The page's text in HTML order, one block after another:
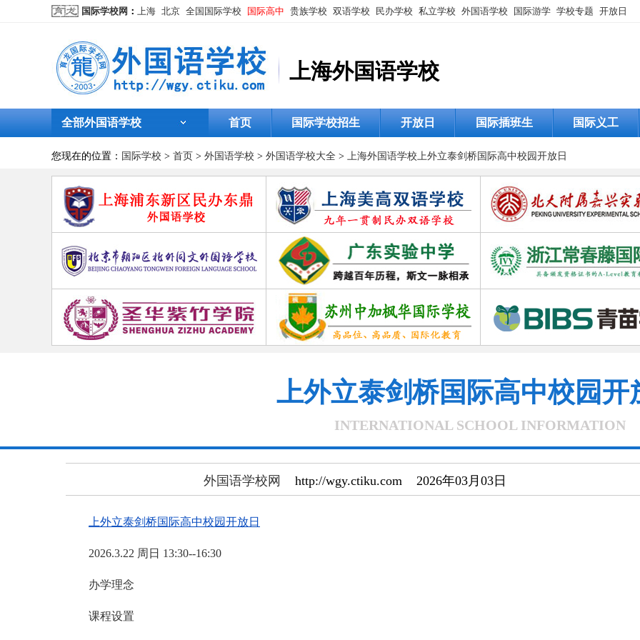
国际学校网 ： 上海 北京 全国国际学校 国际高中 贵族学校 双语学校 民办学校 私立学校 外国语学校 国际游学 学校专题 开放日
上海外国语学校
全部外国语学校 首页 国际学校招生 开放日 国际插班生 国际义工
您现在的位置： 国际学校 > 首页 > 外国语学校 > 外国语学校大全 > 上海外国语学校上外立泰剑桥国际高中校园开放日
上外立泰剑桥国际高中校园开
INTERNATIONAL SCHOOL INFORMATION
外国语学校网 http://wgy.ctiku.com 2026年03月03日
上外立泰剑桥国际高中校园开放日
2026.3.22 周日 13:30--16:30
办学理念
课程设置